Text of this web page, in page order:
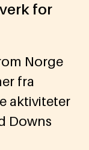
for
Norge
fra
aktiviteter
Downs